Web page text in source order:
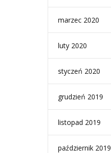
marzec 2020
luty 2020
styczeń 2020
grudzień 2019
listopad 2019
październik 2019